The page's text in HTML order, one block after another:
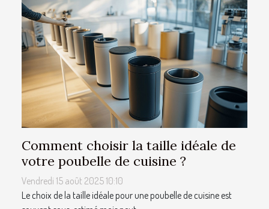
Comment choisir la taille idéale de
votre poubelle de cuisine ?
Vendredi 15 août 2025 10:10
Le choix de la taille idéale pour une poubelle de cuisine est